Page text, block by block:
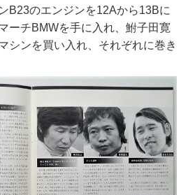
B23のエンジンを12Aから13Bに
ーチBMWを手に入れ、鮒子田寛
シンを買い入れ、それぞれに巻き